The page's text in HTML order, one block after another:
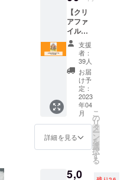
【クリ
アファ
イル】
"この度
開発し
ている
（商品
名）を
使用し
てお掃
除をし
ている
猫たち
の様子
を可愛
らしく
トにし
支援
者：
39人
お届
け予
定：
2023
年04
月
詳細を見る
こ
の
リ
タ
ー
ン
を
選
択
す
る
5,0